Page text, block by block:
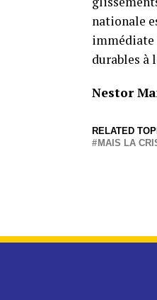
nationale
immédiate
durables à
Nestor
RELATED
MAIS LA